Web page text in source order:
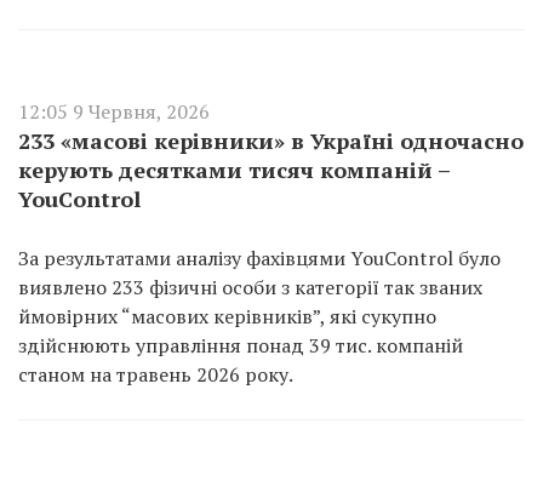
12:05 9 Червня, 2026
233 «масові керівники» в Україні одночасно
керують десятками тисяч компаній –
YouControl
За результатами аналізу фахівцями YouControl було
виявлено 233 фізичні особи з категорії так званих
ймовірних “масових керівників”, які сукупно
здійснюють управління понад 39 тис. компаній
станом на травень 2026 року.